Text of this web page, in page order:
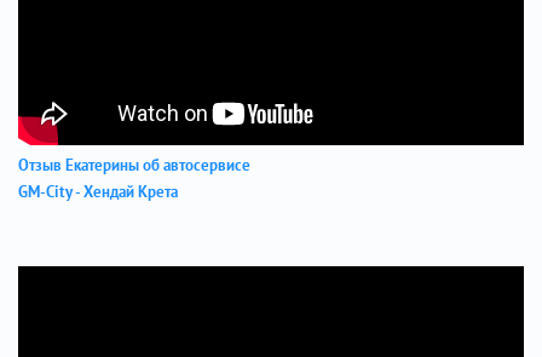
Отзыв Екатерины об автосервисе
GM-City - Хендай Крета